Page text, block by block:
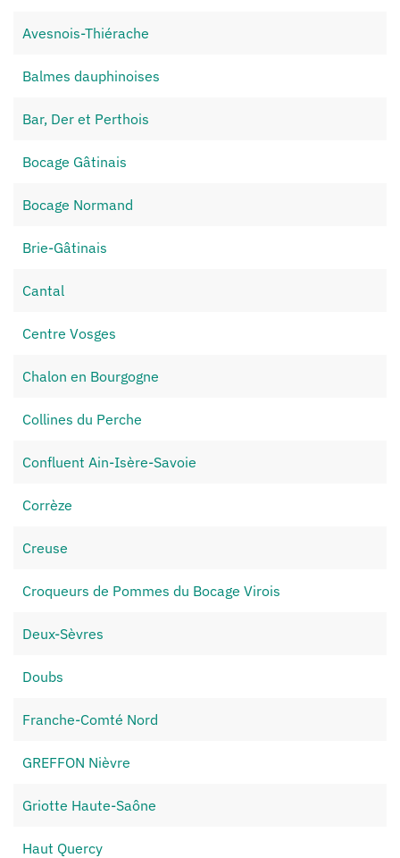
Avesnois-Thiérache
Balmes dauphinoises
Bar, Der et Perthois
Bocage Gâtinais
Bocage Normand
Brie-Gâtinais
Cantal
Centre Vosges
Chalon en Bourgogne
Collines du Perche
Confluent Ain-Isère-Savoie
Corrèze
Creuse
Croqueurs de Pommes du Bocage Virois
Deux-Sèvres
Doubs
Franche-Comté Nord
GREFFON Nièvre
Griotte Haute-Saône
Haut Quercy